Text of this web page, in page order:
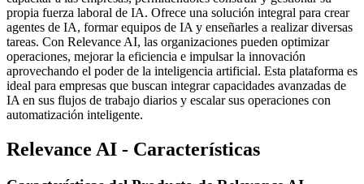
propia fuerza laboral de IA. Ofrece una solución integral para crear
agentes de IA, formar equipos de IA y enseñarles a realizar diversas
tareas. Con Relevance AI, las organizaciones pueden optimizar
operaciones, mejorar la eficiencia e impulsar la innovación
aprovechando el poder de la inteligencia artificial. Esta plataforma es
ideal para empresas que buscan integrar capacidades avanzadas de
IA en sus flujos de trabajo diarios y escalar sus operaciones con
automatización inteligente.
Relevance AI - Características